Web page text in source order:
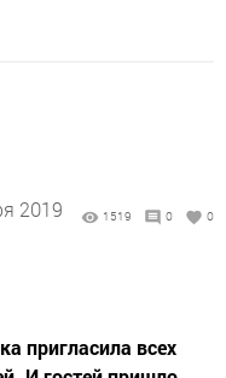
2019
1519 0 0
пригласила всех